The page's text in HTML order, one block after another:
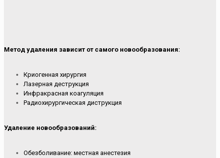
Метод удаления зависит от самого новообразования:
Криогенная хирургия
Лазерная деструкция
Инфракрасная коагуляция
Радиохирургическая диструкция
Удаление новообразований:
Обезболивание: местная анестезия